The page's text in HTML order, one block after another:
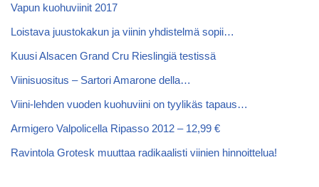
Vapun kuohuviinit 2017
Loistava juustokakun ja viinin yhdistelmä sopii…
Kuusi Alsacen Grand Cru Rieslingiä testissä
Viinisuositus – Sartori Amarone della…
Viini-lehden vuoden kuohuviini on tyylikäs tapaus…
Armigero Valpolicella Ripasso 2012 – 12,99 €
Ravintola Grotesk muuttaa radikaalisti viinien hinnoittelua!